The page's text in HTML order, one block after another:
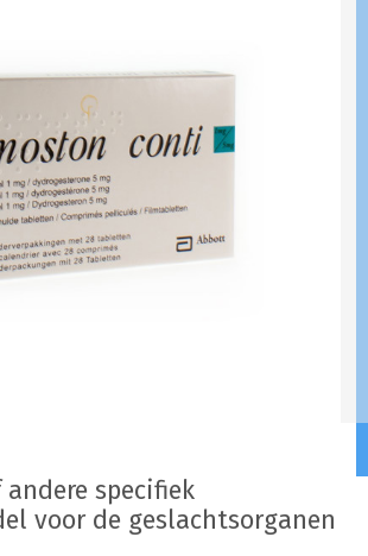
specifiek
voor de geslachtsorganen